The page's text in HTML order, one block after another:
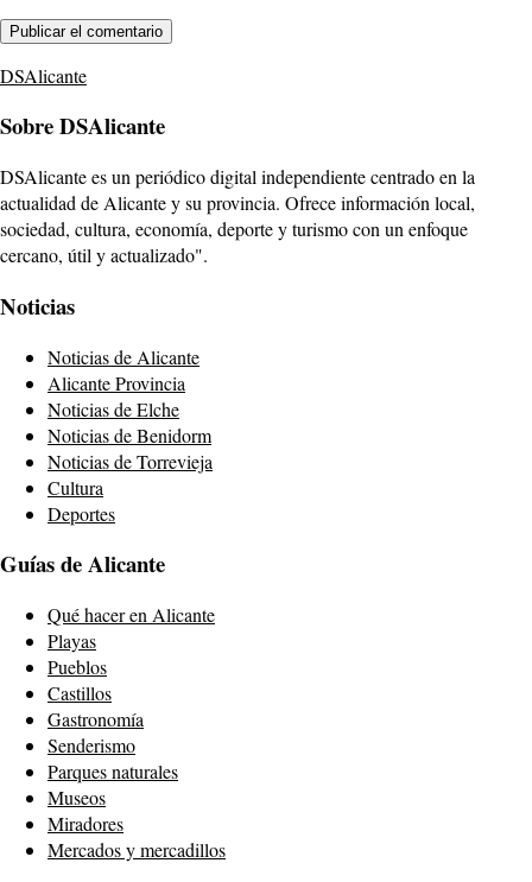
DSAlicante
Sobre DSAlicante
DSAlicante es un periódico digital independiente centrado en la
actualidad de Alicante y su provincia. Ofrece información local,
sociedad, cultura, economía, deporte y turismo con un enfoque
cercano, útil y actualizado".
Noticias
Noticias de Alicante
Alicante Provincia
Noticias de Elche
Noticias de Benidorm
Noticias de Torrevieja
Cultura
Deportes
Guías de Alicante
Qué hacer en Alicante
Playas
Pueblos
Castillos
Gastronomía
Senderismo
Parques naturales
Museos
Miradores
Mercados y mercadillos